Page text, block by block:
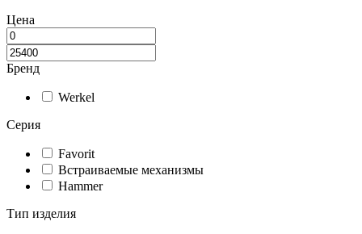
Цена
Бренд
Werkel
Серия
Favorit
Встраиваемые механизмы
Hammer
Тип изделия